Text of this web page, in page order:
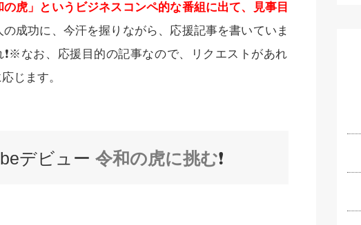
の虎」というビジネスコンペ的な番組に出て、見事目
の成功に、今汗を握りながら、応援記事を書いていま
❗️※なお、応援目的の記事なので、リクエストがあれ
じます。
デビュー 令和の虎に挑む❗️